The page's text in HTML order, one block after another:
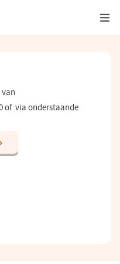
of via onderstaande
in